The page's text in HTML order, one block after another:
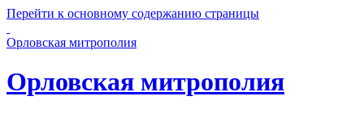
Перейти к основному содержанию страницы
Орловская митрополия
Орловская митрополия